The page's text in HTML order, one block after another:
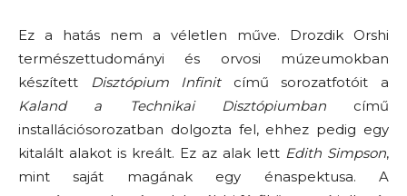
Ez a hatás nem a véletlen műve. Drozdik Orshi
természettudományi és orvosi múzeumokban
készített
Disztópium Infinitcímű sorozatfotóit a
Kaland a Technikai Disztópiumbancímű
installációsorozatban dolgozta fel, ehhez pedig egy
kitalált alakot is kreált. Ez az alak lett Edith Simpson,
mint saját magának egy énaspektusa. A